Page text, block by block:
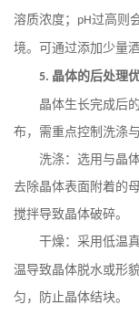
溶质浓度； pH过高则
境。可通过添加少量
5. 晶体的后处理
晶体生长完成后
布，需重点控制洗涤
洗涤：选用与晶
去除晶体表面附着的
搅拌导致晶体破碎。
干燥：采用低温
温导致晶体脱水或形
匀，防止晶体结块。